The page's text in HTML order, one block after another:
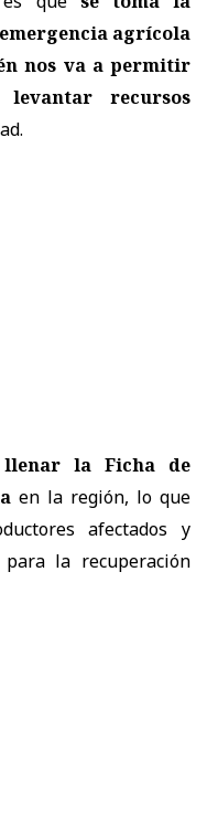
agrícola
nos va a permitir
recursos
llenar la Ficha de
en la región, lo que
afectados y
la recuperación